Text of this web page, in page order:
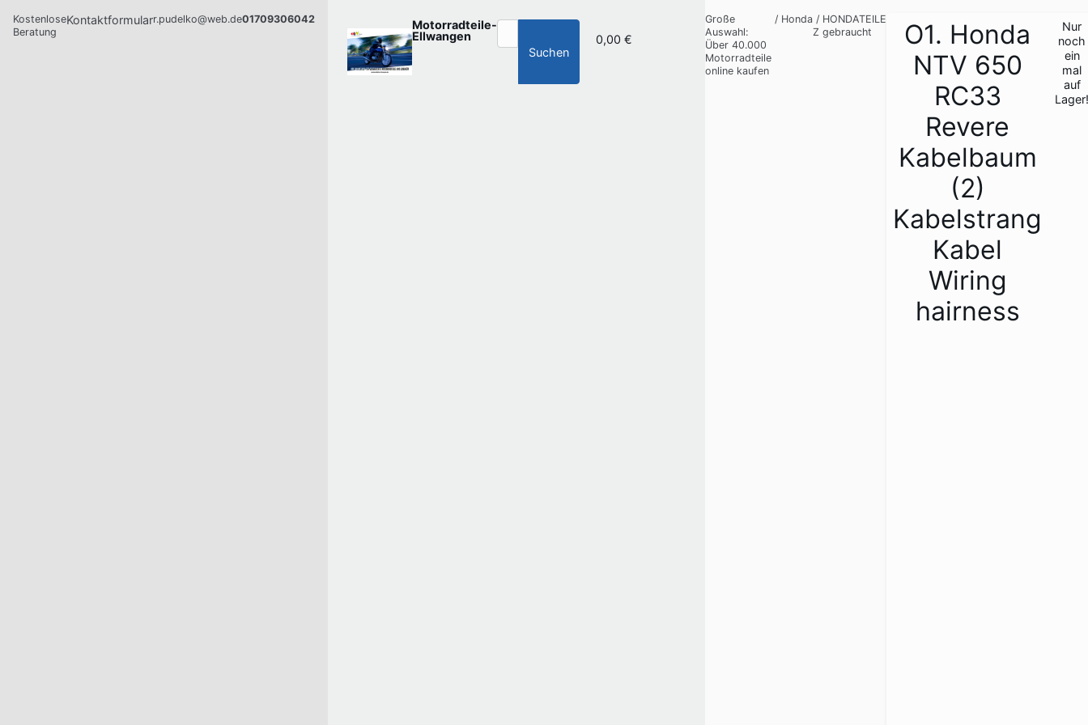
Kostenlose
Beratung
Kontaktformularr.pudelko@web.de01709306042
Motorradteile-
Ellwangen
Suchen
0,00 €
Große
Auswahl:
Über 40.000
Motorradteile
online kaufen
/ Honda / HONDATEILE
Z gebraucht
O1. Honda
NTV 650
RC33
Revere
Kabelbaum
(2)
Kabelstrang
Kabel
Wiring
hairness
Nur
noch
ein
mal
auf
Lager!